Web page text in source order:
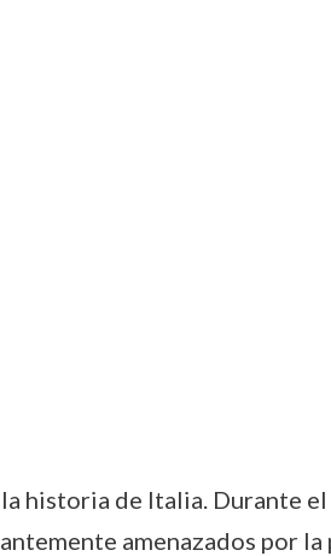
historia de Italia. Durante el
amenazados por la